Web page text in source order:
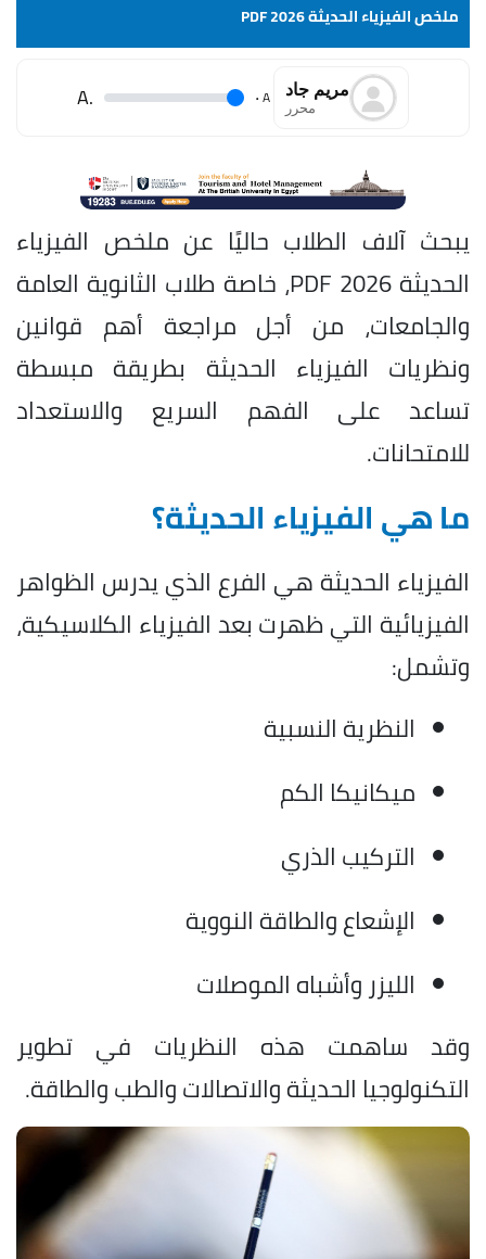
ملخص الفيزياء الحديثة PDF 2026
مريم جاد
محرر A
.
.A
يبحث آلاف الطلاب حاليًا عن ملخص الفيزياء
الحديثة PDF 2026، خاصة طلاب الثانوية العامة
والجامعات، من أجل مراجعة أهم قوانين
ونظريات الفيزياء الحديثة بطريقة مبسطة
تساعد على الفهم السريع والاستعداد
للامتحانات.
ما هي الفيزياء الحديثة؟
الفيزياء الحديثة هي الفرع الذي يدرس الظواهر
الفيزيائية التي ظهرت بعد الفيزياء الكلاسيكية،
وتشمل:
النظرية النسبية
ميكانيكا الكم
التركيب الذري
الإشعاع والطاقة النووية
الليزر وأشباه الموصلات
وقد ساهمت هذه النظريات في تطوير
التكنولوجيا الحديثة والاتصالات والطب والطاقة.